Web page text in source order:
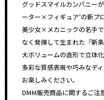
グッドスマイルカンパニー
ーター×フィギュア’の新プ
美少女×メカニックの名手
なく発揮して生まれた『新
大ボリュームの造形で立体化
多彩な質感表現や巧みなデ
お楽しみください。
DMM販売商品に関するご